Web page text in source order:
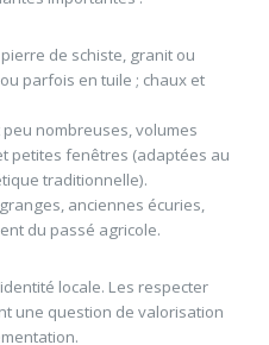
de schiste, granit ou
parfois en tuile ; chaux et
nombreuses, volumes
petites fenêtres (adaptées au
traditionnelle).
anciennes écuries,
du passé agricole.
locale. Les respecter
une question de valorisation